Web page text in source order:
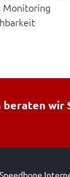
Monitoring
beraten wir
Speedbone